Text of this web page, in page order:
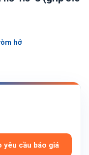
hở
yêu cầu báo giá